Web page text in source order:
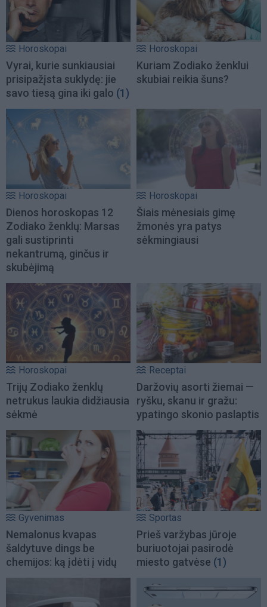
Horoskopai
Vyrai, kurie sunkiausiai
prisipažįsta suklydę: jie
savo tiesą gina iki galo (1)
Horoskopai
Kuriam Zodiako ženklui
skubiai reikia šuns?
Horoskopai
Dienos horoskopas 12
Zodiako ženklų: Marsas
gali sustiprinti
nekantrumą, ginčus ir
skubėjimą
Horoskopai
Šiais mėnesiais gimę
žmonės yra patys
sėkmingiausi
Horoskopai
Trijų Zodiako ženklų
netrukus laukia didžiausia
sėkmė
Receptai
Daržovių asorti žiemai —
ryšku, skanu ir gražu:
ypatingo skonio paslaptis
Gyvenimas
Nemalonus kvapas
šaldytuve dings be
chemijos: ką įdėti į vidų
Sportas
Prieš varžybas jūroje
buriuotojai pasirodė
miesto gatvėse (1)